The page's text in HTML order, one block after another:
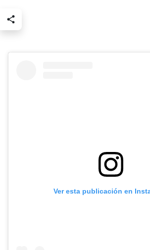
Ver esta publicación en